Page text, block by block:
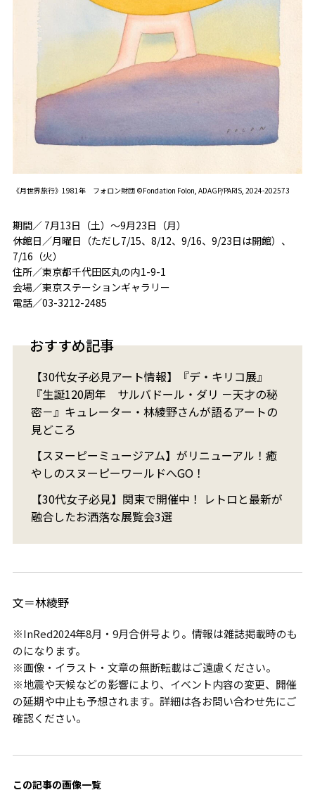
《月世界旅行》1981年 フォロン財団 ©Fondation Folon, ADAGP/PARIS, 2024-202573
期間／ 7月13日（土）～9月23日（月）
休館日／月曜日（ただし7/15、8/12、9/16、9/23日は開館）、
7/16（火）
住所／東京都千代田区丸の内1-9-1
会場／東京ステーションギャラリー
電話／03-3212-2485
おすすめ記事
【30代女子必見アート情報】『デ・キリコ展』
『生誕120周年 サルバドール・ダリ －天才の秘
密－』キュレーター・林綾野さんが語るアートの
見どころ
【スヌーピーミュージアム】がリニューアル！癒
やしのスヌーピーワールドへGO！
【30代女子必見】関東で開催中！ レトロと最新が
融合したお洒落な展覧会3選
文＝林綾野
※InRed2024年8月・9月合併号より。情報は雑誌掲載時のも
のになります。
※画像・イラスト・文章の無断転載はご遠慮ください。
※地震や天候などの影響により、イベント内容の変更、開催
の延期や中止も予想されます。詳細は各お問い合わせ先にご
確認ください。
この記事の画像一覧